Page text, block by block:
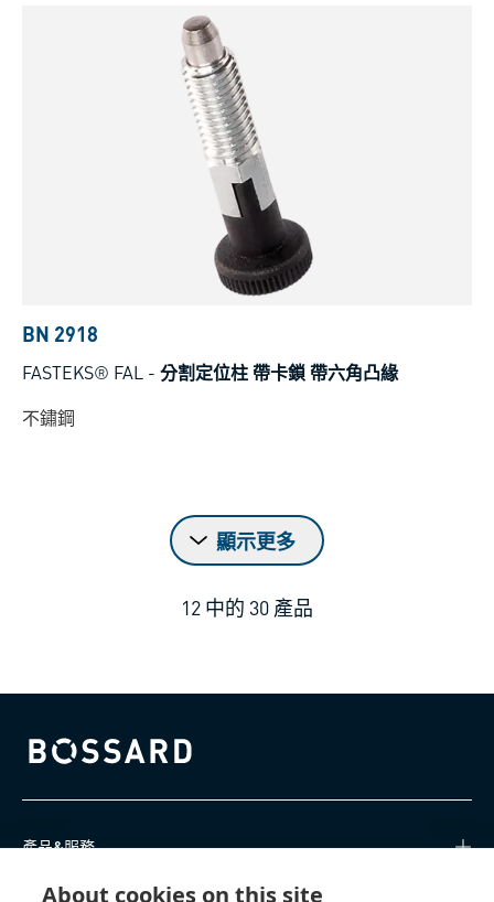
About cookies on this site
BN 2918
FASTEKS® FAL - 分割定位柱 帶卡鎖 帶六角凸緣
不鏽鋼
顯示更多
12 中的 30 產品
Bossard homepage
產品&服務